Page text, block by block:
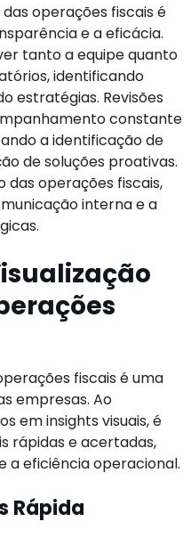
operações fiscais é
e a eficácia.
tanto a equipe quanto
identificando
estratégias. Revisões
constante
a identificação de
de soluções proativas.
das operações fiscais,
interna e a
fiscais é uma
empresas. Ao
em insights visuais, é
rápidas e acertadas,
a eficiência operacional.
Rápida